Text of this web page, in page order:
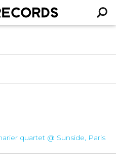
quartet @ Sunside, Paris